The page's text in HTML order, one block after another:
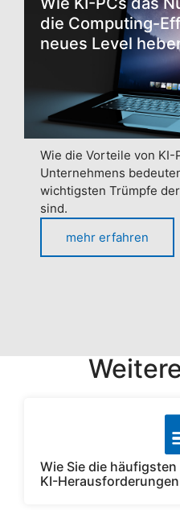
die Computing-
neues Level
Wie die Vorteile von
Unternehmens
wichtigsten Trümpfe
sind.
mehr erfahren
Wie Sie die
KI-